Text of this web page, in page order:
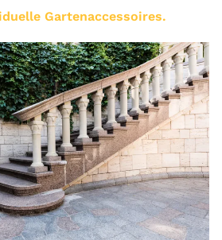
Gartenaccessoires.